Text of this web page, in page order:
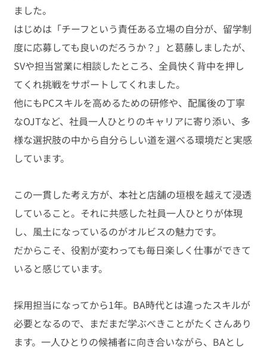
ました。
はじめは「チーフという責任ある立場の自分が、留学制
度に応募しても良いのだろうか？」と葛藤しましたが、
SVや担当営業に相談したところ、全員快く背中を押し
てくれ挑戦をサポートしてくれました。
他にもPCスキルを高めるための研修や、配属後の丁寧
なOJTなど、社員一人ひとりのキャリアに寄り添い、多
様な選択肢の中から自分らしい道を選べる環境だと実感
しています。
この一貫した考え方が、本社と店舗の垣根を越えて浸透
していること。それに共感した社員一人ひとりが体現
し、風土になっているのがオルビスの魅力です。
だからこそ、役割が変わっても毎日楽しく仕事ができて
いると感じています。
採用担当になってから1年。BA時代とは違ったスキルが
必要となるので、まだまだ学ぶべきことがたくさんあり
ます。一人ひとりの候補者に向き合いながら、BAとし